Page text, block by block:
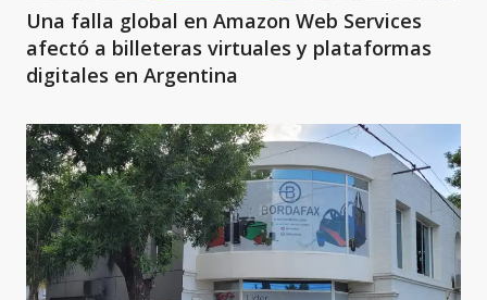
Una falla global en Amazon Web Services
afectó a billeteras virtuales y plataformas
digitales en Argentina